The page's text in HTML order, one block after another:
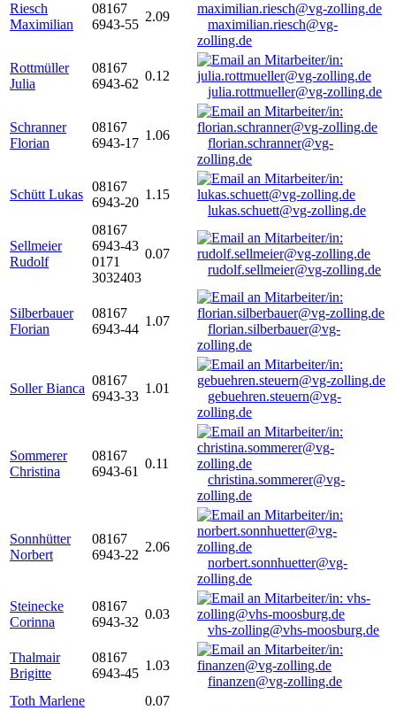
Riesch
Maximilian
08167
6943-55
2.09
maximilian.riesch@vg-
zolling.de
Rottmüller
Julia
08167
6943-62
0.12
julia.rottmueller@vg-zolling.de
Schranner
Florian
08167
6943-17
1.06
florian.schranner@vg-
zolling.de
Schütt Lukas
08167
6943-20
1.15
lukas.schuett@vg-zolling.de
Sellmeier
Rudolf
08167
6943-43
0171
3032403
0.07
rudolf.sellmeier@vg-zolling.de
Silberbauer
Florian
08167
6943-44
1.07
florian.silberbauer@vg-
zolling.de
Soller Bianca
08167
6943-33
1.01
gebuehren.steuern@vg-
zolling.de
Sommerer
Christina
08167
6943-61
0.11
christina.sommerer@vg-
zolling.de
Sonnhütter
Norbert
08167
6943-22
2.06
norbert.sonnhuetter@vg-
zolling.de
Steinecke
Corinna
08167
6943-32
0.03
vhs-zolling@vhs-moosburg.de
Thalmair
Brigitte
08167
6943-45
1.03
finanzen@vg-zolling.de
Toth Marlene
0.07